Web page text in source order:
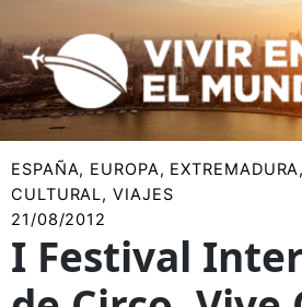
al
contenido
ESPAÑA, EUROPA, EXTREMADURA
CULTURAL,VIAJES
21/08/2012
I Festival